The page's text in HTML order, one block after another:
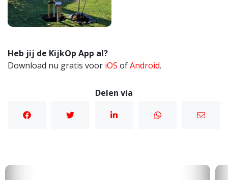
Heb jij de KijkOp App al?
Download nu gratis voor iOS ofAndroid.
Delen via